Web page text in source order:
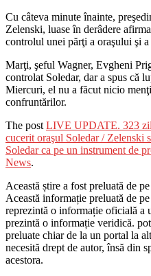
Cu câteva minute înainte,
Zelenski, luase în derâdere
controlul unei părţi a oraşului şi
Marţi, şeful Wagner, Evgheni
controlat Soledar, dar a spus că
Miercuri, el nu a făcut nicio
confruntărilor.
The post LIVE UPDATE. 323
cucerit oraşul Soledar / Zelenski
Soledar ca pe un instrument de
News.
Această știre a fost preluată de
Această informație preluată de
reprezintă o informație oficială a
prezintă o informație veridică.
preluate chiar de la un portal la
necesită drept de autor, însă din
acestora.